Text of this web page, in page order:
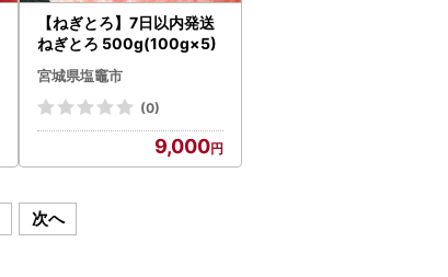
【ねぎとろ】7日以内発送
ねぎとろ 500g(100g×5)
宮城県塩竈市
(0)
9,000
次へ